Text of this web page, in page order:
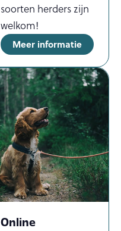
soorten herders zijn
welkom!
Meer informatie
Online